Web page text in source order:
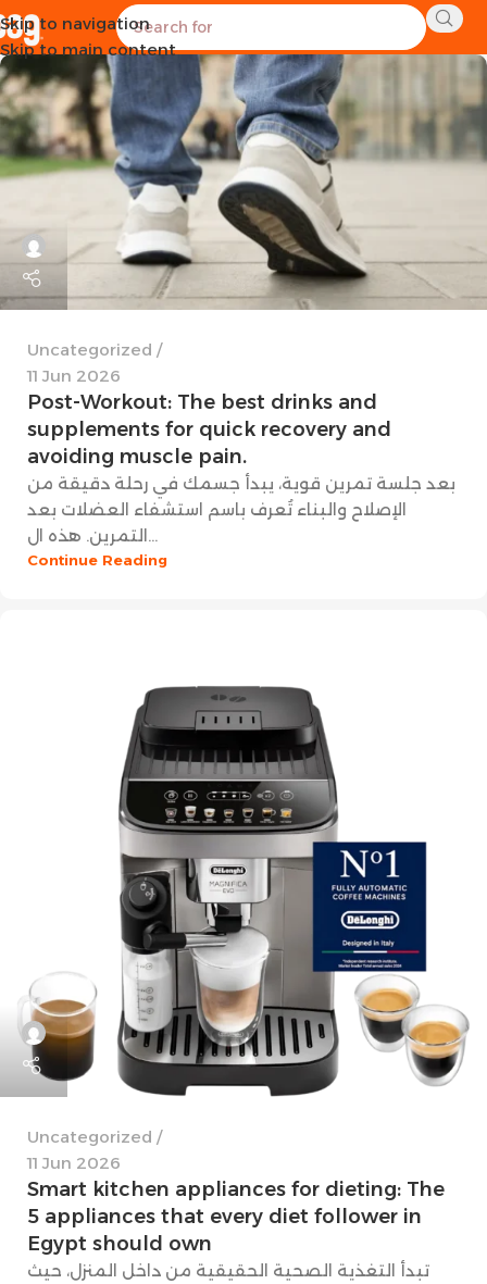
Skip to navigation
Skip to main content
Uncategorized
11 Jun 2026
Post-Workout: The best drinks and
supplements for quick recovery and
avoiding muscle pain.
بعد جلسة تمرين قوية، يبدأ جسمك في رحلة دقيقة من
الإصلاح والبناء تُعرف باسم استشفاء العضلات بعد
التمرين. هذه ال...
Continue Reading
Uncategorized
11 Jun 2026
Smart kitchen appliances for dieting: The
5 appliances that every diet follower in
Egypt should own
تبدأ التغذية الصحية الحقيقية من داخل المنزل، حيث